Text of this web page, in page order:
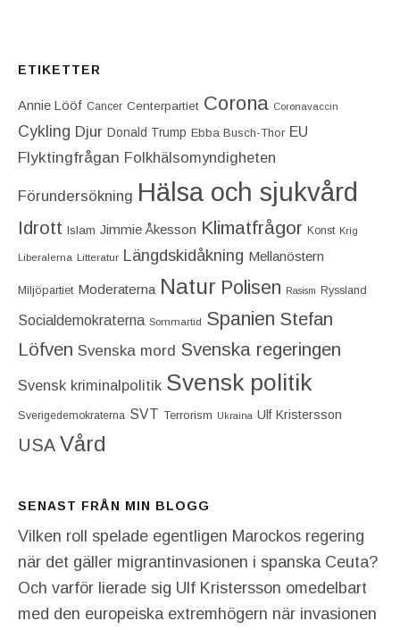
ETIKETTER
Annie Lööf Cancer Centerpartiet‎ Corona Coronavaccin
Cykling Djur Donald Trump Ebba Busch-Thor EU
Flyktingfrågan Folkhälsomyndigheten
Förundersökning Hälsa och sjukvård
Idrott Islam Jimmie Åkesson Klimatfrågor Konst Krig
Liberalerna Litteratur Längdskidåkning Mellanöstern
Miljöpartiet Moderaterna Natur Polisen Rasism Ryssland
Socialdemokraterna Sommartid Spanien Stefan
Löfven Svenska mord Svenska regeringen
Svensk kriminalpolitik Svensk politik
Sverigedemokraterna SVT Terrorism Ukraina Ulf Kristersson
USA Vård
SENAST FRÅN MIN BLOGG
Vilken roll spelade egentligen Marockos regering
när det gäller migrantinvasionen i spanska Ceuta?
Och varför lierade sig Ulf Kristersson omedelbart
med den europeiska extremhögern när invasionen